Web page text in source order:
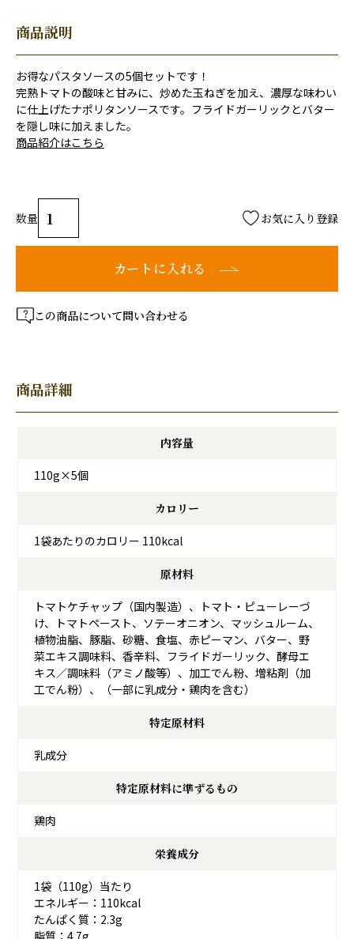
商品説明
お得なパスタソースの5個セットです！
完熟トマトの酸味と甘みに、炒めた玉ねぎを加え、濃厚な味わい
に仕上げたナポリタンソースです。フライドガーリックとバター
を隠し味に加えました。
商品紹介はこちら
お気に入り登録
カートに入れる
この商品について問い合わせる
商品詳細
内容量
110g×5個
カロリー
1袋あたりのカロリー 110kcal
原材料
トマトケチャップ（国内製造）、トマト・ピューレーづ
け、トマトペースト、ソテーオニオン、マッシュルーム、
植物油脂、豚脂、砂糖、食塩、赤ピーマン、バター、野
菜エキス調味料、香辛料、フライドガーリック、酵母エ
キス／調味料（アミノ酸等）、加工でん粉、増粘剤（加
工でん粉）、（一部に乳成分・鶏肉を含む）
特定原材料
乳成分
特定原材料に準ずるもの
鶏肉
栄養成分
1袋（110g）当たり
エネルギー：110kcal
たんぱく質：2.3g